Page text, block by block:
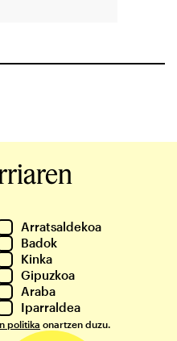
Arratsaldekoa
Badok
Kinka
Gipuzkoa
Araba
Iparraldea
politika onartzen duzu.